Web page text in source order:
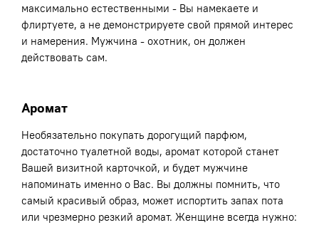
максимально естественными - Вы намекаете и
флиртуете, а не демонстрируете свой прямой интерес
и намерения. Мужчина - охотник, он должен
действовать сам.
Аромат
Необязательно покупать дорогущий парфюм,
достаточно туалетной воды, аромат которой станет
Вашей визитной карточкой, и будет мужчине
напоминать именно о Вас. Вы должны помнить, что
самый красивый образ, может испортить запах пота
или чрезмерно резкий аромат. Женщине всегда нужно: